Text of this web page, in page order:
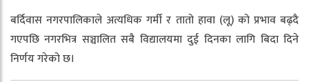
बर्दिवास नगरपालिकाले अत्यधिक गर्मी र तातो हावा (लू) को प्रभाव बढ्दै
गएपछि नगरभित्र सञ्चालित सबै विद्यालयमा दुई दिनका लागि बिदा दिने
निर्णय गरेको छ।